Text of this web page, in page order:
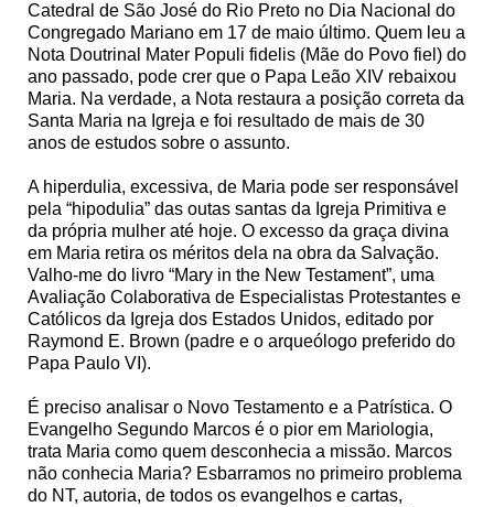
Catedral de São José do Rio Preto no Dia Nacional do
Congregado Mariano em 17 de maio último. Quem leu a
Nota Doutrinal Mater Populi fidelis (Mãe do Povo fiel) do
ano passado, pode crer que o Papa Leão XIV rebaixou
Maria. Na verdade, a Nota restaura a posição correta da
Santa Maria na Igreja e foi resultado de mais de 30
anos de estudos sobre o assunto.
A hiperdulia, excessiva, de Maria pode ser responsável
pela “hipodulia” das outas santas da Igreja Primitiva e
da própria mulher até hoje. O excesso da graça divina
em Maria retira os méritos dela na obra da Salvação.
Valho-me do livro “Mary in the New Testament”, uma
Avaliação Colaborativa de Especialistas Protestantes e
Católicos da Igreja dos Estados Unidos, editado por
Raymond E. Brown (padre e o arqueólogo preferido do
Papa Paulo VI).
É preciso analisar o Novo Testamento e a Patrística. O
Evangelho Segundo Marcos é o pior em Mariologia,
trata Maria como quem desconhecia a missão. Marcos
não conhecia Maria? Esbarramos no primeiro problema
do NT, autoria, de todos os evangelhos e cartas,